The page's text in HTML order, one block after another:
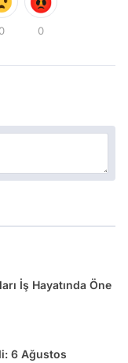
0 0
İş Hayatında Öne
6 Ağustos